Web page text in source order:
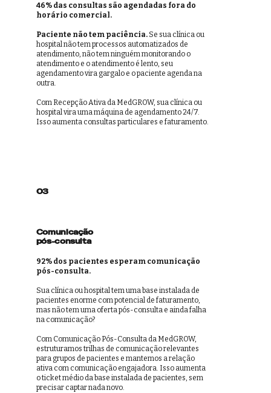
46% das consultas são agendadas fora do
horário comercial.
Paciente não tem paciência. Se sua clínica ou
hospitalnão tem processos automatizados de
atendimento, não tem ninguém monitorando o
atendimento e o atendimento é lento, seu
agendamento vira gargalo e o paciente agenda na
outra.
Com Recepção Ativa da MedGROW, sua clínica ou
hospital vira uma máquina de agendamento 24/7.
Isso aumenta consultas particulares e faturamento.
03
Comunicação
pós-consulta
92% dos pacientes esperam comunicação
pós-consulta.
Sua clínica ou hospital tem uma base instalada de
pacientes enorme com potencial de faturamento,
mas não tem uma oferta pós-consulta e ainda falha
na comunicação?
Com Comunicação Pós-Consulta da MedGROW,
estruturamos trilhas de comunicação relevantes
para grupos de pacientes e mantemos a relação
ativa com comunicação engajadora. Isso aumenta
o ticket médio da base instalada de pacientes, sem
precisar captar nada novo.